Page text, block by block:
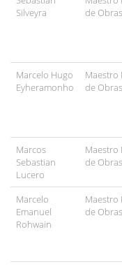
Silveyra
de Obras
Marcelo Hugo
Eyheramonho
Maestro
de Obras
Marcos
Sebastian
Lucero
Maestro
de Obras
Marcelo
Emanuel
Rohwain
Maestro
de Obras